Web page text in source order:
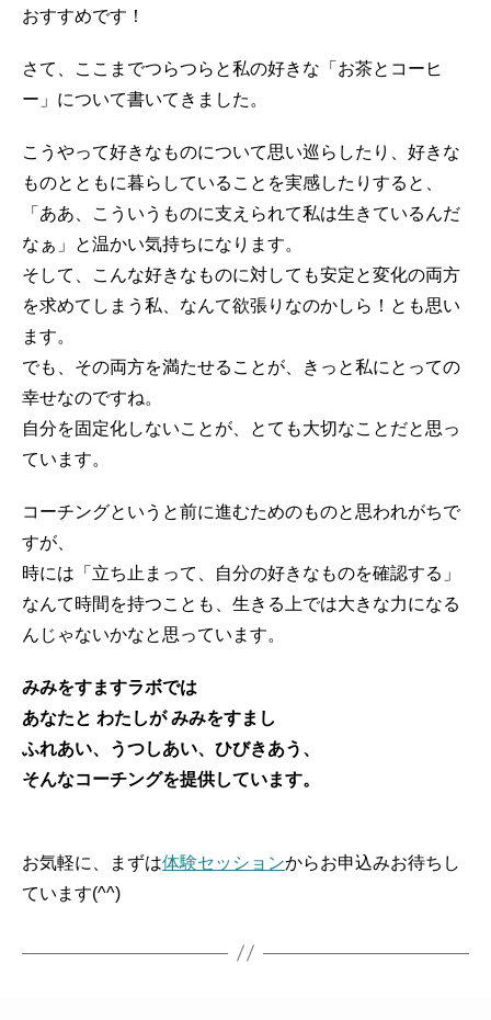
おすすめです！
さて、ここまでつらつらと私の好きな「お茶とコーヒ
ー」について書いてきました。
こうやって好きなものについて思い巡らしたり、好きな
ものとともに暮らしていることを実感したりすると、
「ああ、こういうものに支えられて私は生きているんだ
なぁ」と温かい気持ちになります。
そして、こんな好きなものに対しても安定と変化の両方
を求めてしまう私、なんて欲張りなのかしら！とも思い
ます。
でも、その両方を満たせることが、きっと私にとっての
幸せなのですね。
自分を固定化しないことが、とても大切なことだと思っ
ています。
コーチングというと前に進むためのものと思われがちで
すが、
時には「立ち止まって、自分の好きなものを確認する」
なんて時間を持つことも、生きる上では大きな力になる
んじゃないかなと思っています。
みみをすますラボでは
あなたと わたしが みみをすまし
ふれあい、うつしあい、ひびきあう、
そんなコーチングを提供しています。
お気軽に、まずは体験セッションからお申込みお待ちし
ています(^^)